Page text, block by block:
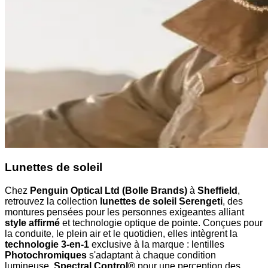
Lunettes de soleil
Chez Penguin Optical Ltd (Bolle Brands) à Sheffield ,
retrouvez la collection lunettes de soleil Serengeti, des
montures pensées pour les personnes exigeantes alliant
style affirmé et technologie optique de pointe. Conçues pour
la conduite, le plein air et le quotidien, elles intègrent la
technologie 3-en-1 exclusive à la marque : lentilles
Photochromiques s'adaptant à chaque condition